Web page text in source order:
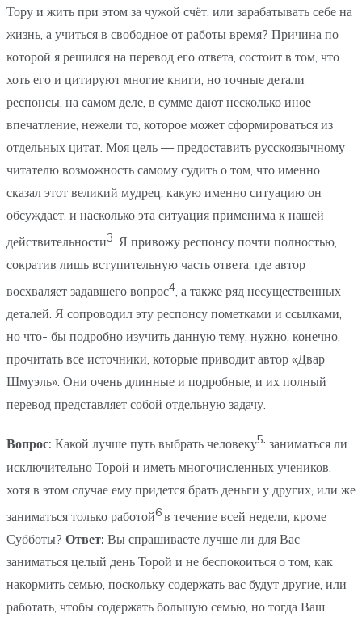
Тору и жить при этом за чужой счёт, или зарабатывать себе на
жизнь, а учиться в свободное от работы время? Причина по
которой я решился на перевод его ответа, состоит в том, что
хоть его и цитируют многие книги, но точные детали
респонсы, на самом деле, в сумме дают несколько иное
впечатление, нежели то, которое может сформироваться из
отдельных цитат. Моя цель — предоставить русскоязычному
читателю возможность самому судить о том, что именно
сказал этот великий мудрец, какую именно ситуацию он
обсуждает, и насколько эта ситуация применима к нашей
действительности3. Я привожу респонсу почти полностью,
сократив лишь вступительную часть ответа, где автор
восхваляет задавшего вопрос4, а также ряд несущественных
деталей. Я сопроводил эту респонсу пометками и ссылками,
но что- бы подробно изучить данную тему, нужно, конечно,
прочитать все источники, которые приводит автор «Двар
Шмуэль». Они очень длинные и подробные, и их полный
перевод представляет собой отдельную задачу.
Вопрос: Какой лучше путь выбрать человеку5: заниматься ли
исключительно Торой и иметь многочисленных учеников,
хотя в этом случае ему придется брать деньги у других, или же
заниматься только работой6в течение всей недели, кроме
Субботы? Ответ: Вы спрашиваете лучше ли для Вас
заниматься целый день Торой и не беспокоиться о том, как
накормить семью, поскольку содержать вас будут другие, или
работать, чтобы содержать большую семью, но тогда Ваш